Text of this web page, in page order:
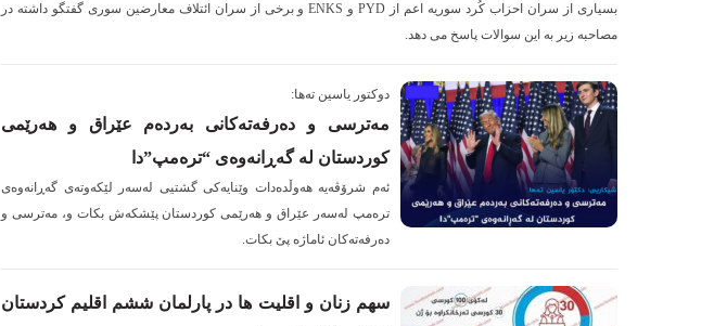
بسیاری از سران احزاب کُرد سوریه اعم از PYD و ENKS و برخی از سران ائتلاف معارضین سوری گفتگو داشته در
مصاحبه زیر به این سوالات پاسخ می دهد.
دوکتور یاسین تەها:
مەترسی و دەرفەتەکانی بەردەم عێراق و هەرێمی
کوردستان لە گەڕانەوەی “ترەمپ”دا
ئەم شرۆڤەیە هەوڵدەدات وێنایەكی گشتیی لەسەر لێكەوتەی گەڕانەوەی
ترەمپ لەسەر عێراق و هەرێمی كوردستان پێشكەش بكات و، مەترسی و
دەرفەتەكان ئاماژە پێ بكات.
سهم زنان و اقلیت ها در پارلمان ششم اقلیم کردستان